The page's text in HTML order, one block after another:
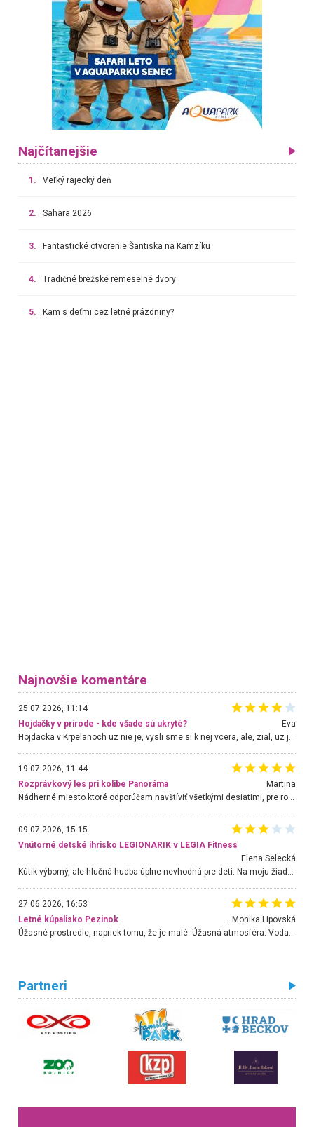
Najčítanejšie
1. Veľký rajecký deň
2. Sahara 2026
3. Fantastické otvorenie Šantiska na Kamzíku
4. Tradičné brežské remeselné dvory
5. Kam s deťmi cez letné prázdniny?
Najnovšie komentáre
25.07.2026, 11:14
Hojdačky v prírode - kde všade sú ukryté?
Eva
19.07.2026, 11:44
Rozprávkový les pri kolibe Panoráma
Martina
Nádherné miesto ktoré odporúčam navštíviť všetkými desiatimi, pre rodiny s deťmi, dôchodcom... Proste a jednoducho ozaj rozprávkový les.. určite ešte prídeme. Odniesli sme si na pamiatku krásne tričká,
09.07.2026, 15:15
Vnútorné detské ihrisko LEGIONARIK v LEGIA Fitness
Elena Selecká
Kútik výborný, ale hlučná hudba úplne nevhodná pre deti. Na moju žiadosť o aspoň sušenie nereagovali.
27.06.2026, 16:53
Letné kúpalisko Pezinok
. Monika Lipovská
Partneri